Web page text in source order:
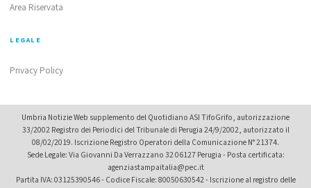
Area Riservata
LEGALE
Privacy Policy
Umbria Notizie Web supplemento del Quotidiano ASI TifoGrifo, autorizzazione
33/2002 Registro dei Periodici del Tribunale di Perugia 24/9/2002, autorizzato il
08/02/2019. Iscrizione Registro Operatori della Comunicazione N° 21374.
Sede Legale: Via Giovanni Da Verrazzano 32 06127 Perugia - Posta certificata:
agenziastampaitalia@pec.it
Partita IVA: 03125390546 - Codice Fiscale: 80050630542 - Iscrizione al registro delle